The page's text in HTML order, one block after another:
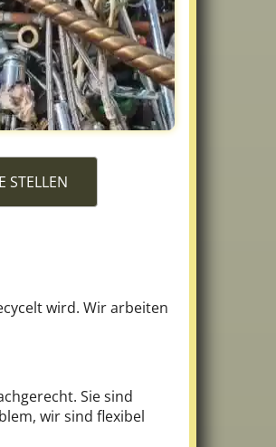
STELLEN
wird. Wir arbeiten
Sie sind
wir sind flexibel